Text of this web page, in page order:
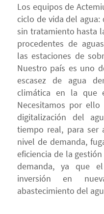
Los equipos de
ciclo de vida del
sin tratamiento hasta
procedentes de
las estaciones de
Nuestro país es uno
escasez de agua
climática en la que
Necesitamos por
digitalización del
tiempo real, para ser
nivel de demanda,
eficiencia de la
demanda, ya que
inversión en
abastecimiento del